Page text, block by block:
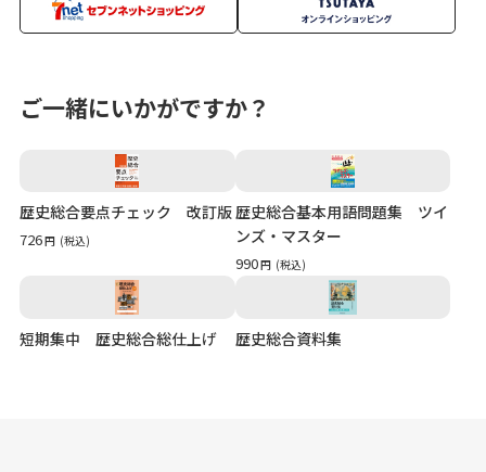
ご一緒にいかがですか？
歴史総合要点チェック 改訂版
726円 (税込)
歴史総合基本用語問題集 ツイ
ンズ・マスター
990円 (税込)
短期集中 歴史総合総仕上げ 歴史総合資料集